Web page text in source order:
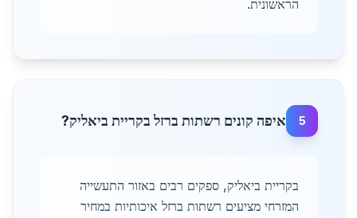
הראשונית.
5 איפה קונים רשתות ברזל בקריית ביאליק?
בקריית ביאליק, ספקים רבים באזור התעשייה
המזרחי מציעים רשתות ברזל איכותיות במחיר